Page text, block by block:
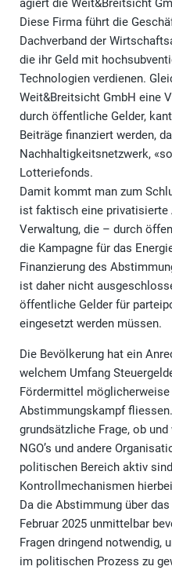
agiert die Weit&Breitsicht
Diese Firma führt die
Dachverband der
die ihr Geld mit
Technologien verdienen.
Weit&Breitsicht GmbH eine
durch öffentliche Gelder,
Beiträge finanziert werden,
Nachhaltigkeitsnetzwerk,
Lotteriefonds.
Damit kommt man zum
ist faktisch eine privatisierte
Verwaltung, die – durch
die Kampagne für das
Finanzierung des
ist daher nicht
öffentliche Gelder für
eingesetzt werden müssen.
Die Bevölkerung hat ein
welchem Umfang
Fördermittel
Abstimmungskampf
grundsätzliche Frage, ob
NGO’s und andere
politischen Bereich aktiv
Kontrollmechanismen
Da die Abstimmung über
Februar 2025 unmittelbar
Fragen dringend notwendig,
im politischen Prozess zu